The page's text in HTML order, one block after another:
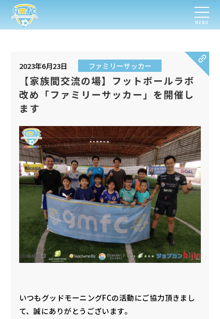
MENU
2023年6月23日 ファミリーサッカー
【家族間交流の場】フットボールラボ
改め「ファミリーサッカー」を開催し
ます
いつもグッドモーニングFCの活動にご協力頂きまし
て、誠にありがとうございます。